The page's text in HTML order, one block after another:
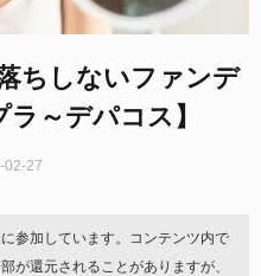
ちしないファンデ
～デパコス】
02-27
参加しています。コンテンツ内で
が還元されることがありますが、